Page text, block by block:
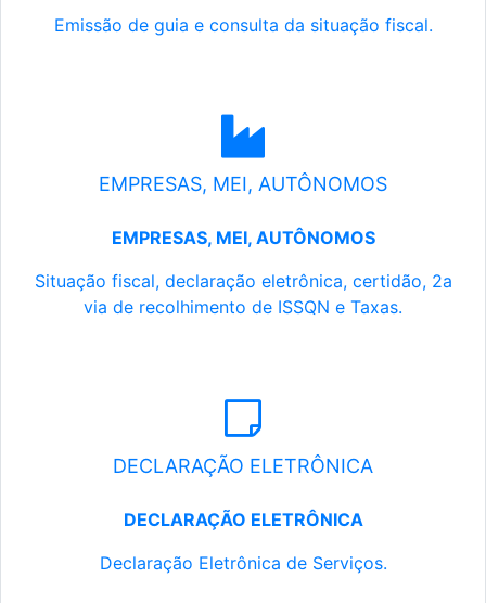
Emissão de guia e consulta da situação fiscal.
EMPRESAS, MEI, AUTÔNOMOS
EMPRESAS, MEI, AUTÔNOMOS
Situação fiscal, declaração eletrônica, certidão, 2a
via de recolhimento de ISSQN e Taxas.
DECLARAÇÃO ELETRÔNICA
DECLARAÇÃO ELETRÔNICA
Declaração Eletrônica de Serviços.